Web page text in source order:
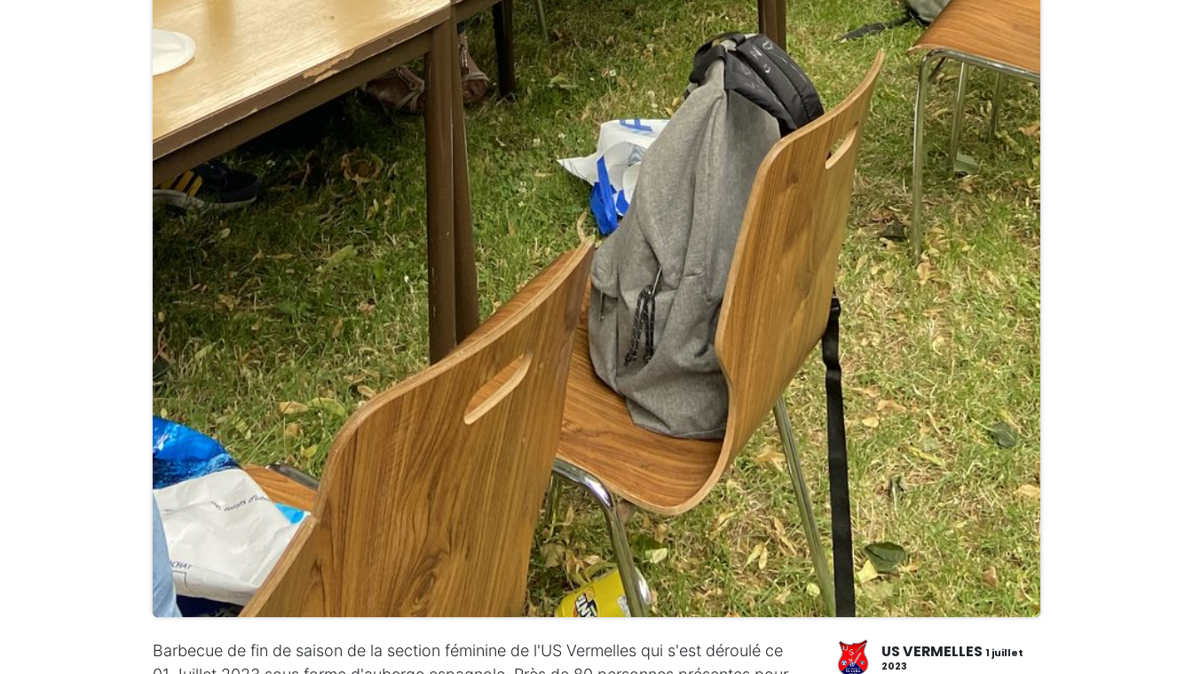
Barbecue de fin de saison de la section féminine de l'US Vermelles qui s'est déroulé ce
US VERMELLES 1 juillet
2023